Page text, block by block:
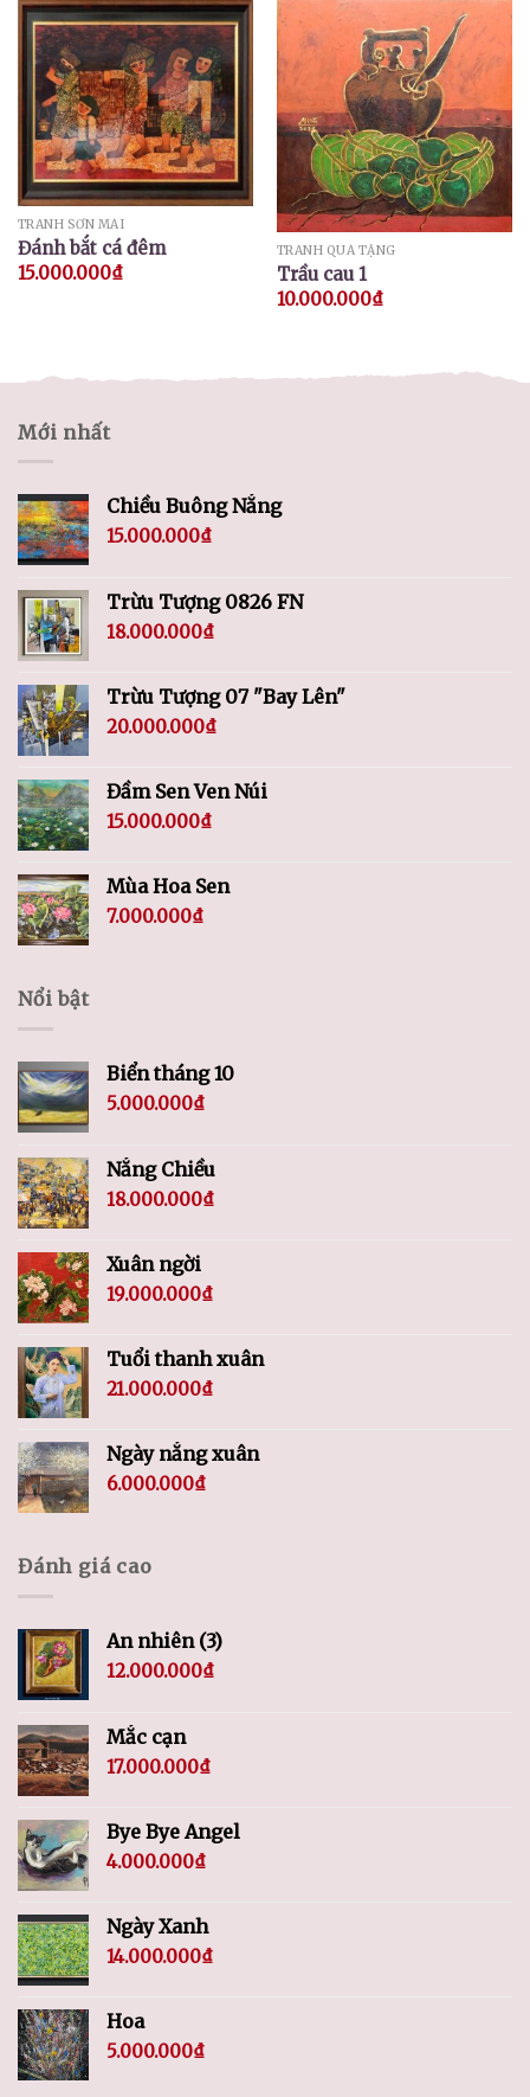
TRANH SƠN MÀI
Đánh bắt cá đêm
15.000.000₫
TRANH QUÀ TẶNG
Trầu cau 1
10.000.000₫
Mới nhất
Chiều Buông Nắng
15.000.000₫
Trừu Tượng 0826 FN
18.000.000₫
Trừu Tượng 07 "Bay Lên"
20.000.000₫
Đầm Sen Ven Núi
15.000.000₫
Mùa Hoa Sen
7.000.000₫
Nổi bật
Biển tháng 10
5.000.000₫
Nắng Chiều
18.000.000₫
Xuân ngời
19.000.000₫
Tuổi thanh xuân
21.000.000₫
Ngày nắng xuân
6.000.000₫
Đánh giá cao
An nhiên (3)
12.000.000₫
Mắc cạn
17.000.000₫
Bye Bye Angel
4.000.000₫
Ngày Xanh
14.000.000₫
Hoa
5.000.000₫